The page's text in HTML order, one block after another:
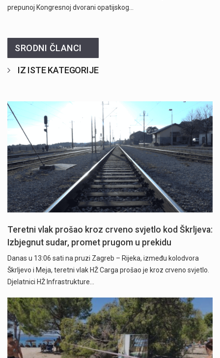
prepunoj Kongresnoj dvorani opatijskog…
SRODNI ČLANCI
IZ ISTE KATEGORIJE
Teretni vlak prošao kroz crveno svjetlo kod Škrljeva:
Izbjegnut sudar, promet prugom u prekidu
Danas u 13:06 sati na pruzi Zagreb – Rijeka, između kolodvora
Škrljevo i Meja, teretni vlak HŽ Carga prošao je kroz crveno svjetlo.
Djelatnici HŽ Infrastrukture…